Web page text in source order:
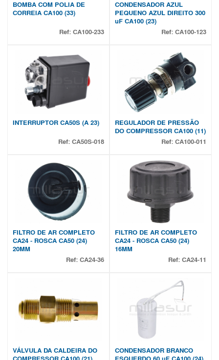
BOMBA COM POLIA DE
CORREIA CA100 (33)
Ref: CA100-233
CONDENSADOR AZUL
PEQUENO AZUL DIREITO 300
uF CA100 (23)
Ref: CA100-123
INTERRUPTOR CA50S (A 23)
Ref: CA50S-018
REGULADOR DE PRESSÃO
DO COMPRESSOR CA100 (11)
Ref: CA100-011
FILTRO DE AR COMPLETO
CA24 - ROSCA CA50 (24)
20MM
Ref: CA24-36
FILTRO DE AR COMPLETO
CA24 - ROSCA CA50 (24)
16MM
Ref: CA24-11
VÁLVULA DA CALDEIRA DO
CONDENSADOR BRANCO